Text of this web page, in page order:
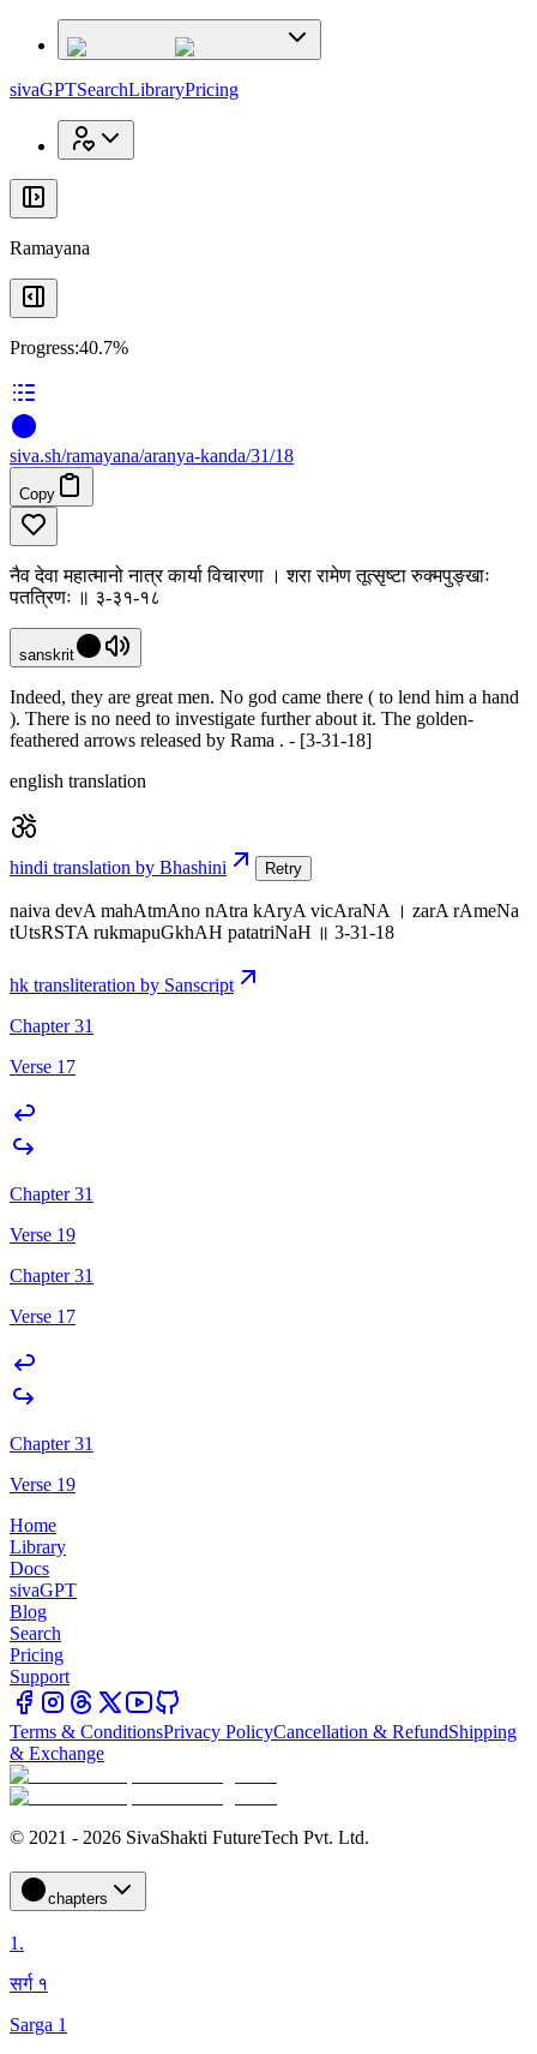
sivaGPTSearchLibraryPricing
Ramayana
Progress:40.7%
siva.sh/ramayana/aranya-kanda/31/18
Copy
नैव देवा महात्मानो नात्र कार्या विचारणा । शरा रामेण तूत्सृष्टा रुक्मपुङ्खाः
पतत्रिणः ॥ ३-३१-१८
sanskrit
Indeed, they are great men. No god came there ( to lend him a hand
). There is no need to investigate further about it. The golden-
feathered arrows released by Rama . - [3-31-18]
english translation
hindi translation by Bhashini Retry
naiva devA mahAtmAno nAtra kAryA vicAraNA । zarA rAmeNa
tUtsRSTA rukmapuGkhAH patatriNaH ॥ 3-31-18
hk transliteration by Sanscript
Chapter 31
Verse 17
Chapter 31
Verse 19
Chapter 31
Verse 17
Chapter 31
Verse 19
Home
Library
Docs
sivaGPT
Blog
Search
Pricing
Support
Terms & ConditionsPrivacy PolicyCancellation & RefundShipping
& Exchange
© 2021 - 2026 SivaShakti FutureTech Pvt. Ltd.
chapters
1.
सर्ग १
Sarga 1